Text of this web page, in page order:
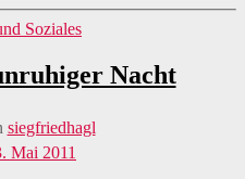
Kategorien
Soziales
Nacht
siegfriedhagl
Mai 2011